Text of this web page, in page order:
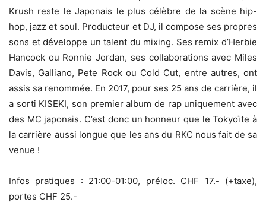
Krush reste le Japonais le plus célèbre de la scène hip-
hop, jazz et soul. Producteur et DJ, il compose ses propres
sons et développe un talent du mixing. Ses remix d’Herbie
Hancock ou Ronnie Jordan, ses collaborations avec Miles
Davis, Galliano, Pete Rock ou Cold Cut, entre autres, ont
assis sa renommée. En 2017, pour ses 25 ans de carrière, il
a sorti KISEKI, son premier album de rap uniquement avec
des MC japonais. C’est donc un honneur que le Tokyoïte à
la carrière aussi longue que les ans du RKC nous fait de sa
venue !
Infos pratiques : 21:00-01:00, préloc. CHF 17.- (+taxe),
portes CHF 25.-